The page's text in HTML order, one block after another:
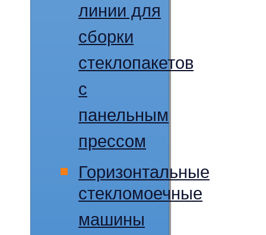
линии для
сборки
стеклопакетов
с
панельным
прессом
Горизонтальные
стекломоечные
машины